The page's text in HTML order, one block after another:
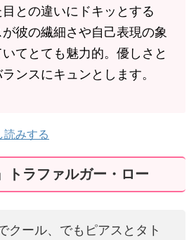
との違いにドキッとする
が彼の繊細さや自己表現の象
てとても魅力的。優しさと
ンスにキュンとします。
読みする
トラファルガー・ロー
クール、でもピアスとタト